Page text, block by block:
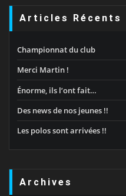
Articles Récents
Championnat du club
Merci Martin !
Énorme, ils l’ont fait…
Des news de nos jeunes !!
Les polos sont arrivées !!
Archives